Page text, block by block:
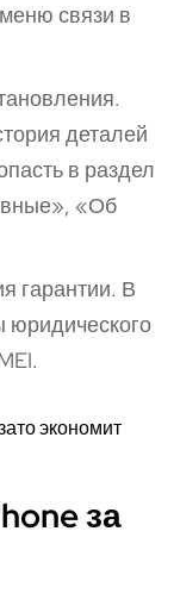
связи в
деталей
в раздел
«Об
гарантии. В
юридического
экономит
за